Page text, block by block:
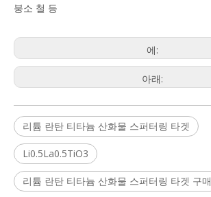
붕소 철 등
에:
아래:
리튬 란탄 티타늄 산화물 스퍼터링 타겟
Li0.5La0.5TiO3
리튬 란탄 티타늄 산화물 스퍼터링 타겟 구매